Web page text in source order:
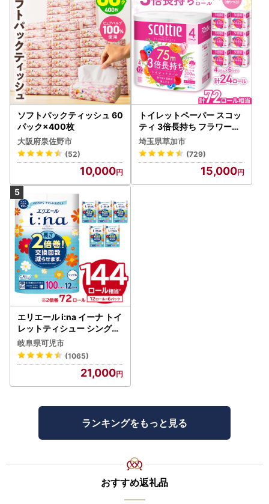
ソフトパックティッシュ 60
パック×400枚
大阪府泉佐野市
(52)
10,000
トイレットペーパー スコッ
ティ 3倍長持ち フラワーパ
ック 4ロール×6P
埼玉県草加市
(729)
15,000
エリエール i:na イーナ トイ
レットティシュー シングル
100巻 12ロール×6P【009
5-005】トイレットペーパ
ー
岐阜県可児市
(1065)
21,000
ランキングをもっと見る
おすすめ返礼品